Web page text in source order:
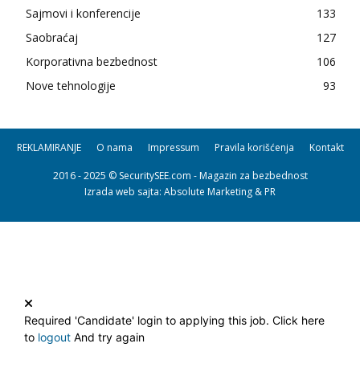
Sajmovi i konferencije
133
Saobraćaj
127
Korporativna bezbednost
106
Nove tehnologije
93
REKLAMIRANJE O nama Impressum Pravila korišćenja Kontakt
2016 - 2025 © SecuritySEE.com - Magazin za bezbednost
Izrada web sajta: Absolute Marketing & PR
Required 'Candidate' login to applying this job. Click here
to logout And try again